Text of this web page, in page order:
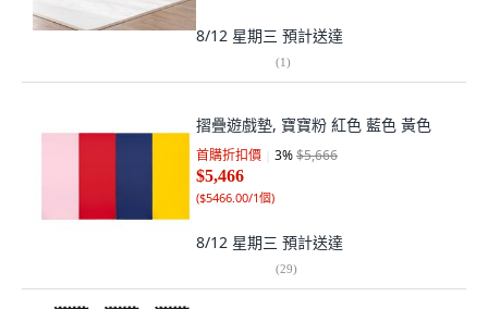
8/12 星期三 預計送達
(1)
摺疊遊戲墊, 寶寶粉 紅色 藍色 黃色
首購折扣價 3%$5,666
$5,466
($5466.00/1個)
8/12 星期三 預計送達
(29)